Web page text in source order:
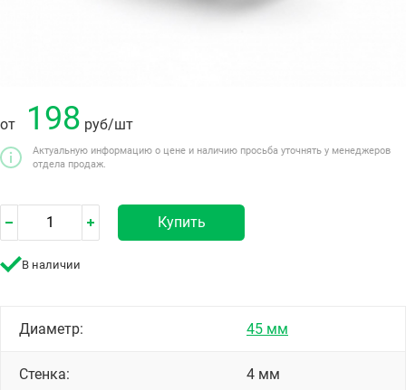
от 198 руб/шт
Актуальную информацию о цене и наличию просьба уточнять у менеджеров
отдела продаж.
Купить
В наличии
Диаметр: 45 мм
Стенка: 4 мм